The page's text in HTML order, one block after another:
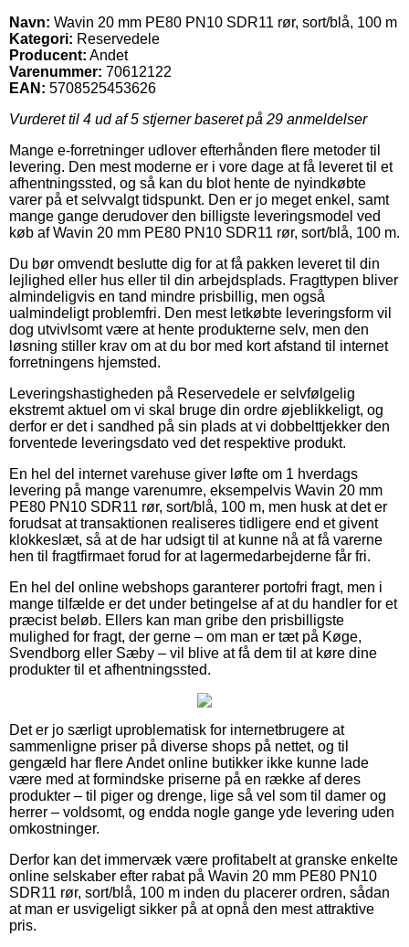
Navn: Wavin 20 mm PE80 PN10 SDR11 rør, sort/blå, 100 m
Kategori: Reservedele
Producent: Andet
Varenummer: 70612122
EAN: 5708525453626
Vurderet til 4 ud af 5 stjerner baseret på 29 anmeldelser
Mange e-forretninger udlover efterhånden flere metoder til
levering. Den mest moderne er i vore dage at få leveret til et
afhentningssted, og så kan du blot hente de nyindkøbte
varer på et selvvalgt tidspunkt. Den er jo meget enkel, samt
mange gange derudover den billigste leveringsmodel ved
køb af Wavin 20 mm PE80 PN10 SDR11 rør, sort/blå, 100 m.
Du bør omvendt beslutte dig for at få pakken leveret til din
lejlighed eller hus eller til din arbejdsplads. Fragttypen bliver
almindeligvis en tand mindre prisbillig, men også
ualmindeligt problemfri. Den mest letkøbte leveringsform vil
dog utvivlsomt være at hente produkterne selv, men den
løsning stiller krav om at du bor med kort afstand til internet
forretningens hjemsted.
Leveringshastigheden på Reservedele er selvfølgelig
ekstremt aktuel om vi skal bruge din ordre øjeblikkeligt, og
derfor er det i sandhed på sin plads at vi dobbelttjekker den
forventede leveringsdato ved det respektive produkt.
En hel del internet varehuse giver løfte om 1 hverdags
levering på mange varenumre, eksempelvis Wavin 20 mm
PE80 PN10 SDR11 rør, sort/blå, 100 m, men husk at det er
forudsat at transaktionen realiseres tidligere end et givent
klokkeslæt, så at de har udsigt til at kunne nå at få varerne
hen til fragtfirmaet forud for at lagermedarbejderne får fri.
En hel del online webshops garanterer portofri fragt, men i
mange tilfælde er det under betingelse af at du handler for et
præcist beløb. Ellers kan man gribe den prisbilligste
mulighed for fragt, der gerne – om man er tæt på Køge,
Svendborg eller Sæby – vil blive at få dem til at køre dine
produkter til et afhentningssted.
Det er jo særligt uproblematisk for internetbrugere at
sammenligne priser på diverse shops på nettet, og til
gengæld har flere Andet online butikker ikke kunne lade
være med at formindske priserne på en række af deres
produkter – til piger og drenge, lige så vel som til damer og
herrer – voldsomt, og endda nogle gange yde levering uden
omkostninger.
Derfor kan det immervæk være profitabelt at granske enkelte
online selskaber efter rabat på Wavin 20 mm PE80 PN10
SDR11 rør, sort/blå, 100 m inden du placerer ordren, sådan
at man er usvigeligt sikker på at opnå den mest attraktive
pris.